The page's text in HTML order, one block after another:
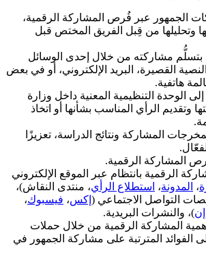
الجمهور عبر فُرص المشاركة الرقمية،
وتحليلها من قِبل الفريق المختص قبل
بتسلُّم مشاركته من خلال إحدى الوسائل
النصية القصيرة، البريد الإلكتروني، أو في بعض
هاتفية.
الوحدة التنظيمية المعنية داخل وزارة
وتقديم الرأي المناسب بشأنها أو اتخاذ
المشاركة ونتائج الدراسة، تعزيزًا
المشاركة الرقمية.
الرقمية بانتظام عبر الموقع الإلكتروني
، المدونة، استطلاع الرأي، منتدى النقاش)،
التواصل الاجتماعي ( إكس، فيسبوك،
)، والنشرات البريدية.
المشاركة الرقمية من خلال حملات
الفوائد المترتبة على مشاركة الجمهور في